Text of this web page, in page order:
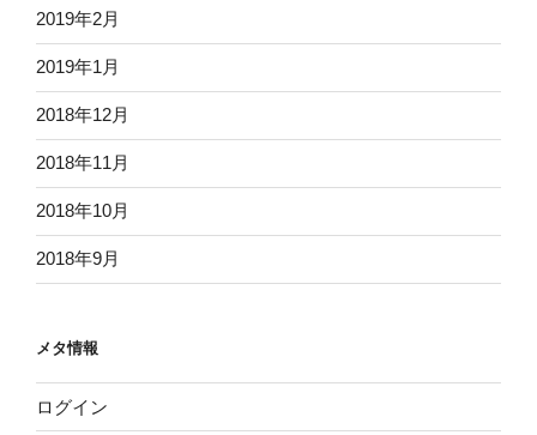
2019年2月
2019年1月
2018年12月
2018年11月
2018年10月
2018年9月
メタ情報
ログイン